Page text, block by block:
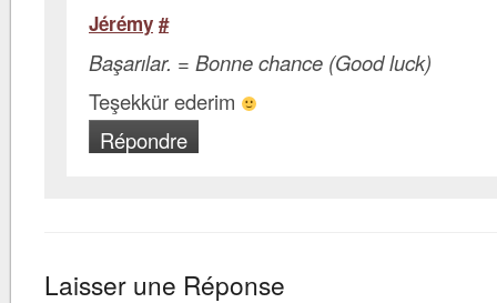
Jérémy #
Başarılar. = Bonne chance (Good luck)
Teşekkür ederim
Répondre
Laisser une Réponse